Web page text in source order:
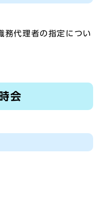
代理者の指定につい
会